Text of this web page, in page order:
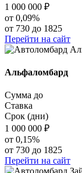
1 000 000 ₽
от 0,09%
от 730 до 1825
Перейти на сайт
Альфаломбард
Сумма до
Ставка
Срок (дни)
1 000 000 ₽
от 0,15%
от 730 до 1825
Перейти на сайт